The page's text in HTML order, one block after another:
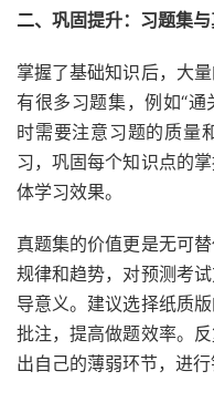
二、巩固提升：习题集
掌握了基础知识后，大
有很多习题集，例如“
时需要注意习题的质量
习，巩固每个知识点的
体学习效果。
真题集的价值更是无可
规律和趋势，对预测考
导意义。建议选择纸质
批注，提高做题效率。
出自己的薄弱环节，进行